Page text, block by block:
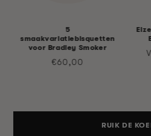
5
smaakvariatiebisquetten
voor Bradley Smoker
Normale
€60,00
RUIK DE